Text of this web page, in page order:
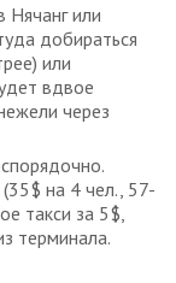
Нячанг или
добираться
или
вдвое
через
на 4 чел., 57-
такси за 5$,
терминала.